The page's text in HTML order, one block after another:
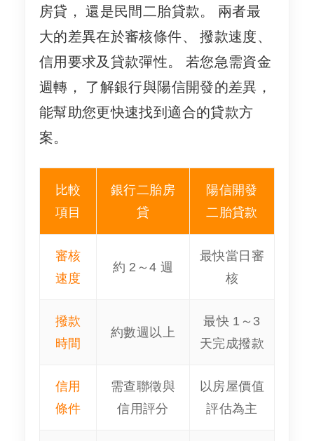
房貸， 還是民間二胎貸款。 兩者最
大的差異在於審核條件、 撥款速度、
信用要求及貸款彈性。 若您急需資金
週轉， 了解銀行與陽信開發的差異，
能幫助您更快速找到適合的貸款方
案。
比較
項目
銀行二胎房
貸
陽信開發
二胎貸款
審核
速度
約 2～4 週
最快當日審
核
撥款
時間
約數週以上
最快 1～3
天完成撥款
信用
條件
需查聯徵與
信用評分
以房屋價值
評估為主